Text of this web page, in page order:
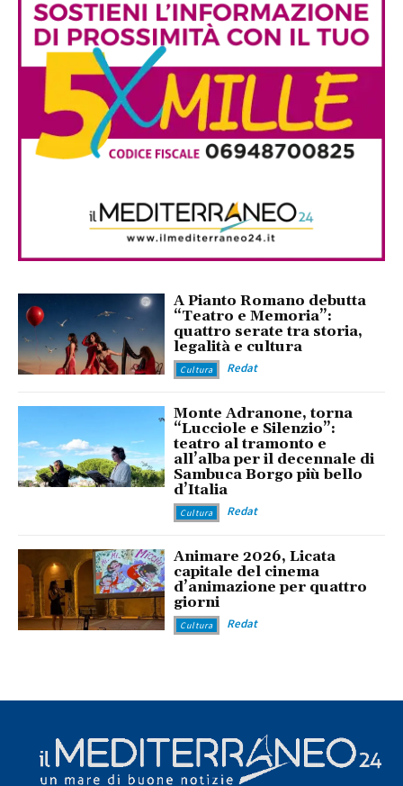
A Pianto Romano debutta
“Teatro e Memoria”:
quattro serate tra storia,
legalità e cultura
Cultura Redat
Monte Adranone, torna
“Lucciole e Silenzio”:
teatro al tramonto e
all’alba per il decennale di
Sambuca Borgo più bello
d’Italia
Cultura Redat
Animare 2026, Licata
capitale del cinema
d’animazione per quattro
giorni
Cultura Redat